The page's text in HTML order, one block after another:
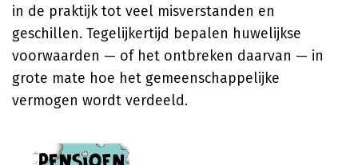
in de praktijk tot veel misverstanden en
geschillen. Tegelijkertijd bepalen huwelijkse
voorwaarden — of het ontbreken daarvan — in
grote mate hoe het gemeenschappelijke
vermogen wordt verdeeld.